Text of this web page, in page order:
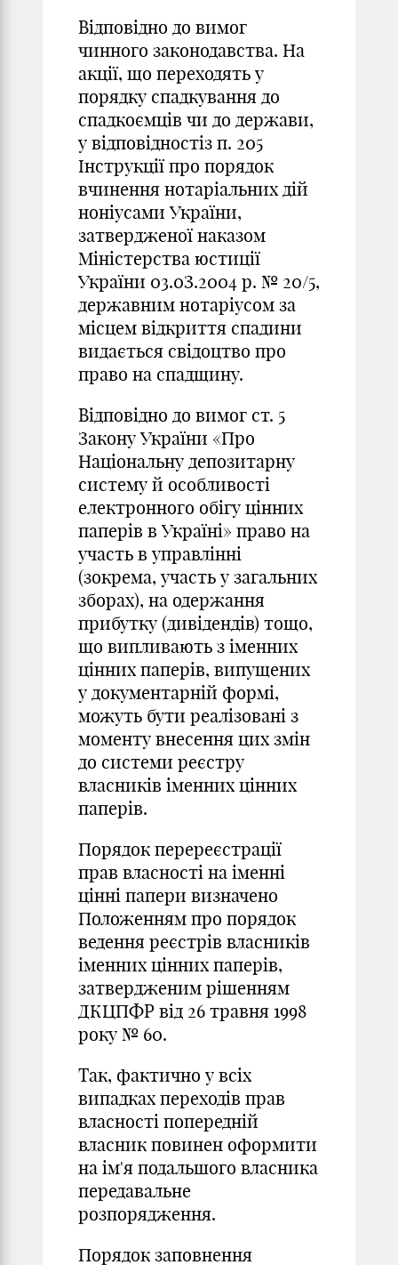
Відповідно до вимог
чинного законодавства. На
акції, що переходять у
порядку спадкування до
спадкоємців чи до держави,
у відповідностіз п. 205
Інструкції про порядок
вчинення нотаріальних дій
ноніусами України,
затвердженої наказом
Міністерства юстиції
України 03.0З.2004 р. № 20/5,
державним нотаріусом за
місцем відкриття спадини
видається свідоцтво про
право на спадщину.
Відповідно до вимог ст. 5
Закону України «Про
Національну депозитарну
систему й особливості
електронного обігу цінних
паперів в Україні» право на
участь в управлінні
(зокрема, участь у загальних
зборах), на одержання
прибутку (дивідендів) тощо,
що випливають з іменних
цінних паперів, випущених
у документарній формі,
можуть бути реалізовані з
моменту внесення цих змін
до системи реєстру
власників іменних цінних
паперів.
Порядок перереєстрації
прав власності на іменні
цінні папери визначено
Положенням про порядок
ведення реєстрів власників
іменних цінних паперів,
затвердженим рішенням
ДКЦПФР від 26 травня 1998
року № 60.
Так, фактично у всіх
випадках переходів прав
власності попередній
власник повинен оформити
на ім'я подальшого власника
передавальне
розпорядження.
Порядок заповнення